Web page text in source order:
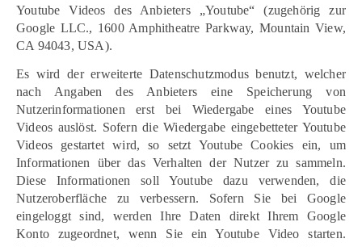
Youtube Videos des Anbieters „Youtube“ (zugehörig zur
Google LLC., 1600 Amphitheatre Parkway, Mountain View,
CA 94043, USA).
Es wird der erweiterte Datenschutzmodus benutzt, welcher
nach Angaben des Anbieters eine Speicherung von
Nutzerinformationen erst bei Wiedergabe eines Youtube
Videos auslöst. Sofern die Wiedergabe eingebetteter Youtube
Videos gestartet wird, so setzt Youtube Cookies ein, um
Informationen über das Verhalten der Nutzer zu sammeln.
Diese Informationen soll Youtube dazu verwenden, die
Nutzeroberfläche zu verbessern. Sofern Sie bei Google
eingeloggt sind, werden Ihre Daten direkt Ihrem Google
Konto zugeordnet, wenn Sie ein Youtube Video starten.